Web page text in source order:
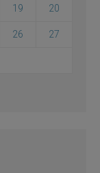
19 20
26 27